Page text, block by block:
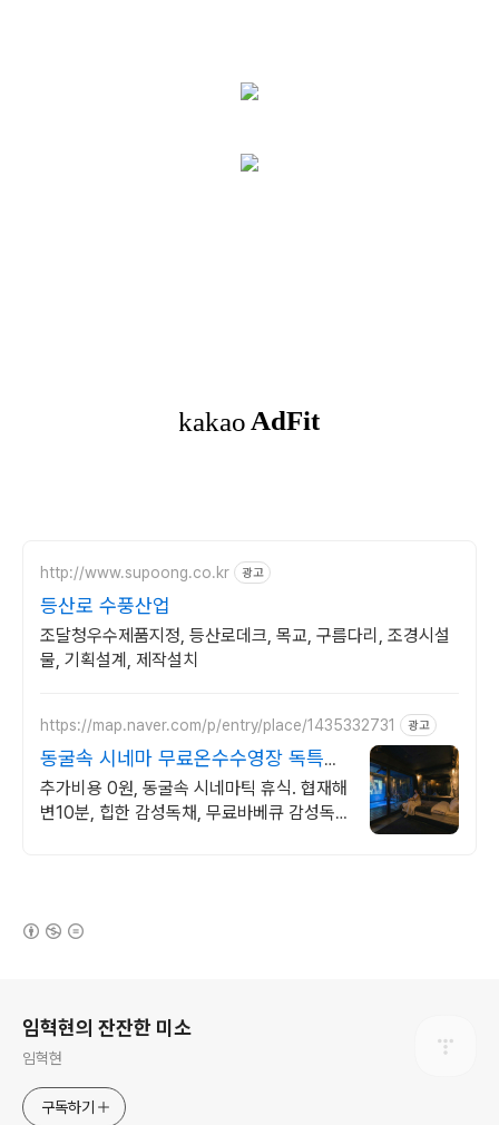
http://www.supoong.co.kr 광고
등산로 수풍산업
조달청우수제품지정, 등산로데크, 목교, 구름다리, 조경시설
물, 기획설계, 제작설치
https://map.naver.com/p/entry/place/1435332731 광고
동굴속 시네마 무료온수수영장 독특하
고 아늑한 나만의아지트
추가비용 0원, 동굴속 시네마틱 휴식. 협재해
변10분, 힙한 감성독채, 무료바베큐 감성독
임혁현의 잔잔한 미소
임혁현
구독하기